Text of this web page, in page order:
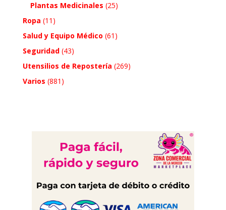
Plantas Medicinales (25)
Ropa (11)
Salud y Equipo Médico (61)
Seguridad (43)
Utensilios de Repostería (269)
Varios (881)